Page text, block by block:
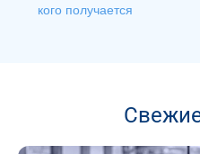
кого получается